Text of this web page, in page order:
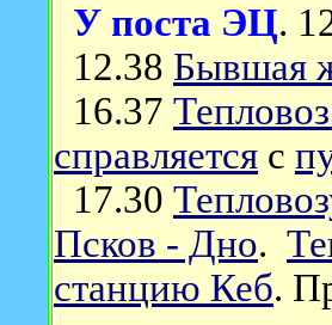
У поста ЭЦ.
12.38 Бывшая
16.37
справляется с
17.30
Псков - Дно.
станцию Кеб.